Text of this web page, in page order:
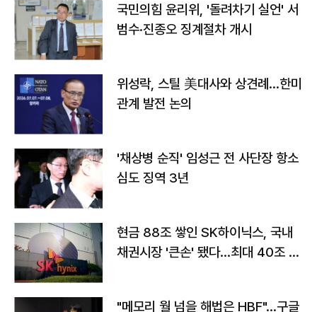
국민의힘 윤리위, '돌려차기 실언' 서
범수·진종오 징계절차 개시
위성락, 스틸 美대사와 상견례…한미
관계 발전 논의
'채상병 순직' 임성근 전 사단장 항소
심도 징역 3년
현금 88조 쌓인 SK하이닉스, 국내
채권시장 '큰손' 됐다…최대 40조 투
"메모리 월 넘을 해법은 HBF"…구글